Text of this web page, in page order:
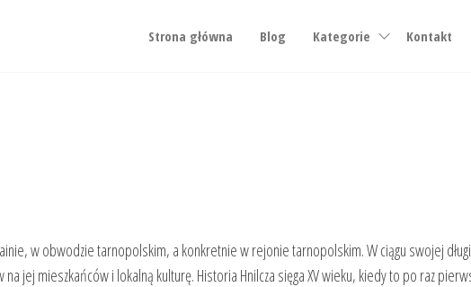
Strona główna Blog Kategorie Kontakt
w obwodzie tarnopolskim, a konkretnie w rejonie tarnopolskim. W ciągu swojej
na jej mieszkańców i lokalną kulturę. Historia Hnilcza sięga XV wieku, kiedy to po raz